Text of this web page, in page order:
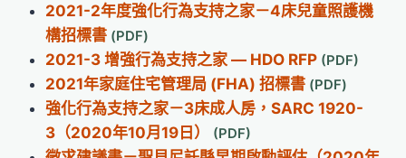
2021-2年度強化行為支持之家－4床兒童照護機
構招標書
2021-3 增強行為支持之家 — HDO RFP
2021年家庭住宅管理局 (FHA) 招標書
強化行為支持之家－3床成人房，SARC 1920-
3（2020年10月19日）